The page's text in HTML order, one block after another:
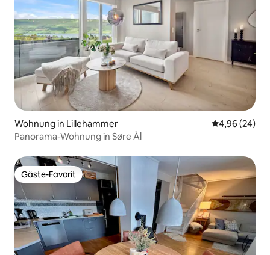
Wohnung in Lillehammer
4,96 (24)
Panorama-Wohnung in Søre Ål
Gäste-Favorit
Gäste-Favorit